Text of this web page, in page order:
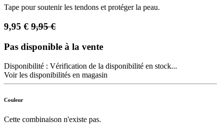
Tape pour soutenir les tendons et protéger la peau.
9,95 € 9,95€
Pas disponible à la vente
Disponibilité : Vérification de la disponibilité en stock...
Voir les disponibilités en magasin
Couleur
Cette combinaison n'existe pas.